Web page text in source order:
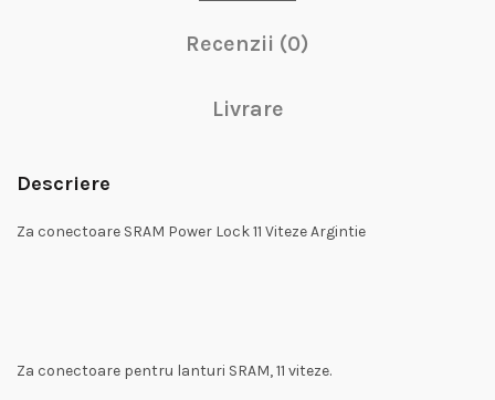
Recenzii (0)
Livrare
Descriere
Za conectoare SRAM Power Lock 11 Viteze Argintie
Za conectoare pentru lanturi SRAM, 11 viteze.